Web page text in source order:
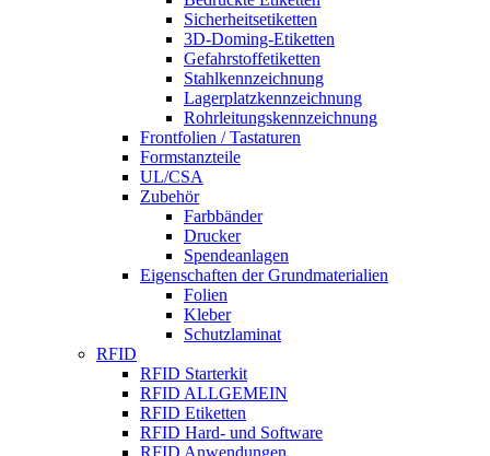
Sicherheitsetiketten
3D-Doming-Etiketten
Gefahrstoffetiketten
Stahlkennzeichnung
Lagerplatzkennzeichnung
Rohrleitungskennzeichnung
Frontfolien / Tastaturen
Formstanzteile
UL/CSA
Zubehör
Farbbänder
Drucker
Spendeanlagen
Eigenschaften der Grundmaterialien
Folien
Kleber
Schutzlaminat
RFID
RFID Starterkit
RFID ALLGEMEIN
RFID Etiketten
RFID Hard- und Software
RFID Anwendungen